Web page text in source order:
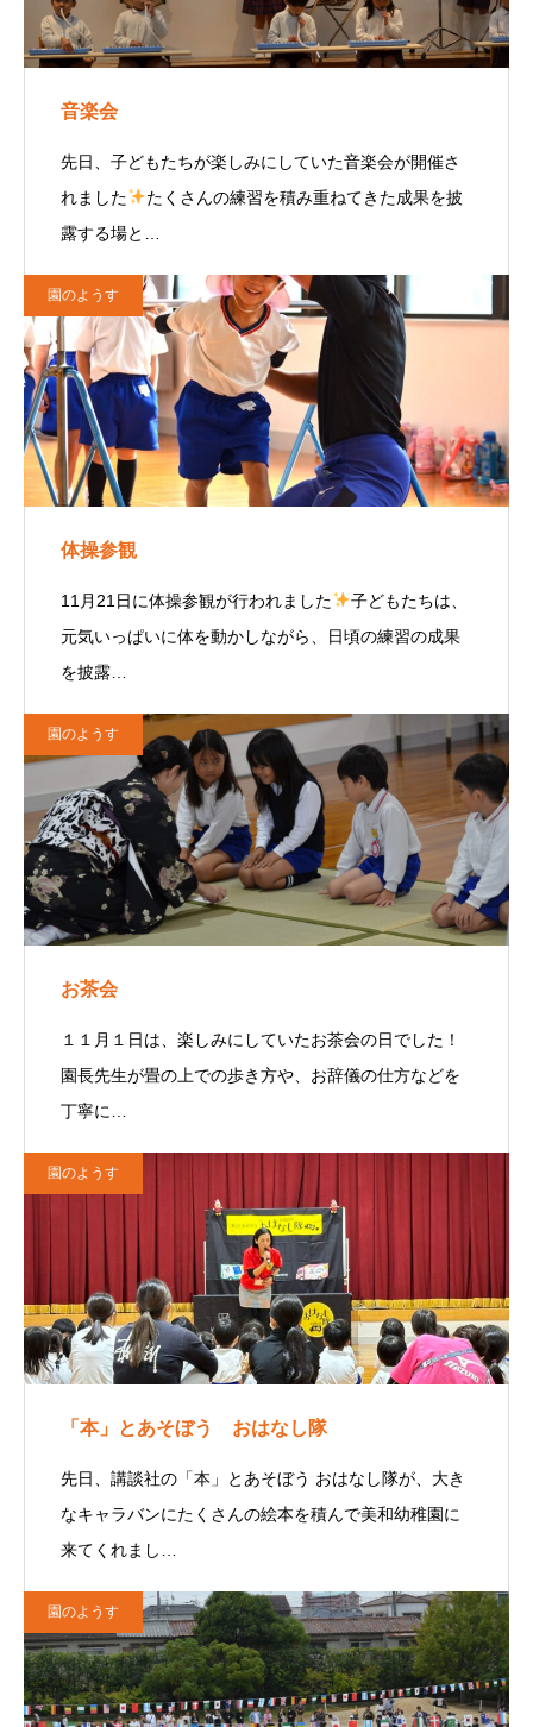
音楽会
先日、子どもたちが楽しみにしていた音楽会が開催さ
れました
たくさんの練習を積み重ねてきた成果を披
露する場と…
園のようす
体操参観
11月21日に体操参観が行われました
子どもたちは、
元気いっぱいに体を動かしながら、日頃の練習の成果
を披露…
園のようす
お茶会
１１月１日は、楽しみにしていたお茶会の日でした！
園長先生が畳の上での歩き方や、お辞儀の仕方などを
丁寧に…
園のようす
「本」とあそぼう おはなし隊
先日、講談社の「本」とあそぼう おはなし隊が、大き
なキャラバンにたくさんの絵本を積んで美和幼稚園に
来てくれまし…
園のようす